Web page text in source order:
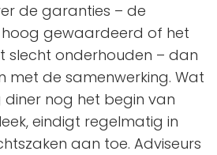
de garanties – de
gewaardeerd of het
slecht onderhouden – dan
met de samenwerking. Wat
diner nog het begin van
eindigt regelmatig in
aan toe. Adviseurs